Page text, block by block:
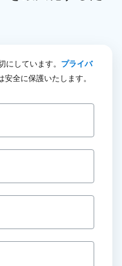
にしています。 プライバ
全に保護いたします。